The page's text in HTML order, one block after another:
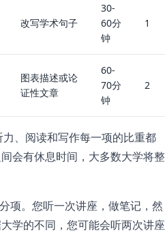
改写学术句子
30-
60分
钟
1
图表描述或论
证性文章
60-
70分
钟
2
力、阅读和写作每一项的比重都
会有休息时间，大多数大学将整
项。您听一次讲座，做笔记，然
学的不同，您可能会听两次讲座